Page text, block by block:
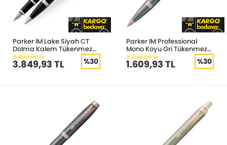
Parker IM Lake Siyah CT
Dolma Kalem Tükenmez
Kalem Kılıflı Duo Set
5.499,90 TL
3.849,93 TL %30
Parker IM Professional
Mono Koyu Gri Tükenmez
Kalem
2.299,90 TL
1.609,93 TL %30